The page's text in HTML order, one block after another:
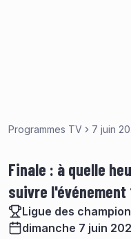
Programmes TV 7 juin
Finale : à quelle
suivre l'événement
Ligue des
dimanche 7 juin